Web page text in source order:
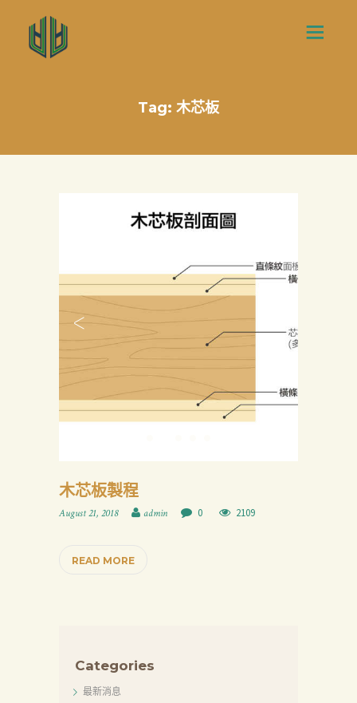
Tag: 木芯板
木芯板製程
August 21, 2018 admin 0 2109
READ MORE
Categories
最新消息